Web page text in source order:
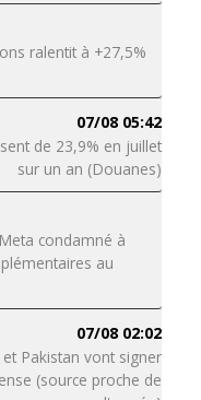
ralentit à +27,5%
07/08 05:42
de 23,9% en juillet
sur un an (Douanes)
condamné à
au
07/08 02:02
Pakistan vont signer
(source proche de